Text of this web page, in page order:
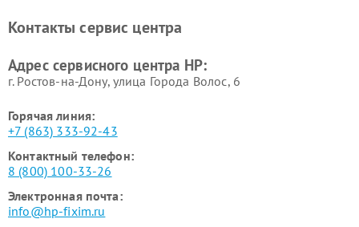
Контакты сервис центра
Адрес сервисного центра HP:
г. Ростов-на-Дону, улица Города Волос, 6
Горячая линия:
+7 (863) 333-92-43
Контактный телефон:
8 (800) 100-33-26
Электронная почта:
info@hp-fixim.ru